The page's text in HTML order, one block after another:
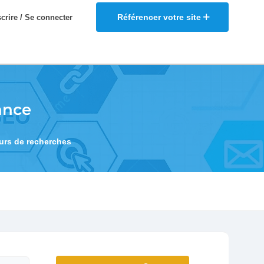
Référencer votre site
/ Se connecter
de recherches